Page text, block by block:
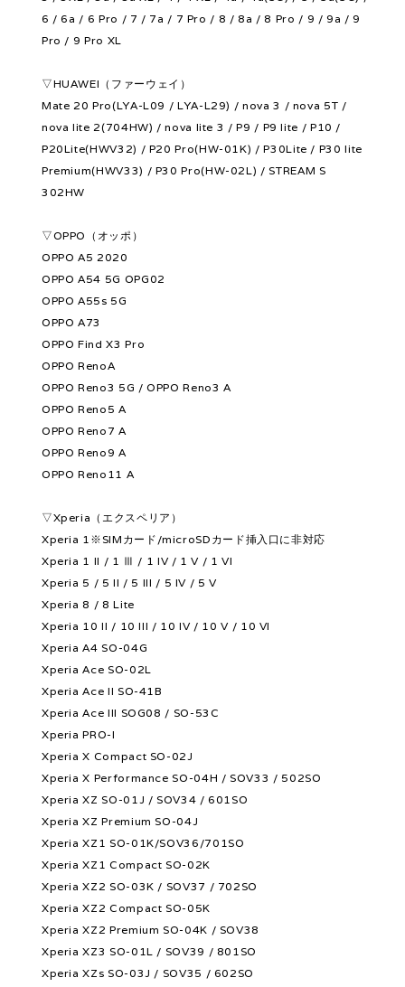
6 / 6a / 6 Pro / 7 / 7a / 7 Pro / 8 / 8a / 8 Pro / 9 / 9a / 9
Pro / 9 Pro XL
▽HUAWEI（ファーウェイ）
Mate 20 Pro(LYA-L09 / LYA-L29) / nova 3 / nova 5T /
nova lite 2(704HW) / nova lite 3 / P9 / P9 lite / P10 /
P20Lite(HWV32) / P20 Pro(HW-01K) / P30Lite / P30 lite
Premium(HWV33) / P30 Pro(HW-02L) / STREAM S
302HW
▽OPPO（オッポ）
OPPO A5 2020
OPPO A54 5G OPG02
OPPO A55s 5G
OPPO A73
OPPO Find X3 Pro
OPPO RenoA
OPPO Reno3 5G / OPPO Reno3 A
OPPO Reno5 A
OPPO Reno7 A
OPPO Reno9 A
OPPO Reno11 A
▽Xperia（エクスペリア）
Xperia 1※SIMカード/microSDカード挿入口に非対応
Xperia 1 II / 1 Ⅲ / 1 IV / 1 V / 1 VI
Xperia 5 / 5 II / 5 III / 5 IV / 5 V
Xperia 8 / 8 Lite
Xperia 10 II / 10 III / 10 IV / 10 V / 10 VI
Xperia A4 SO-04G
Xperia Ace SO-02L
Xperia Ace II SO-41B
Xperia Ace III SOG08 / SO-53C
Xperia PRO-I
Xperia X Compact SO-02J
Xperia X Performance SO-04H / SOV33 / 502SO
Xperia XZ SO-01J / SOV34 / 601SO
Xperia XZ Premium SO-04J
Xperia XZ1 SO-01K/SOV36/701SO
Xperia XZ1 Compact SO-02K
Xperia XZ2 SO-03K / SOV37 / 702SO
Xperia XZ2 Compact SO-05K
Xperia XZ2 Premium SO-04K / SOV38
Xperia XZ3 SO-01L / SOV39 / 801SO
Xperia XZs SO-03J / SOV35 / 602SO